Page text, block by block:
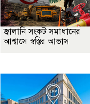
জ্বালানি সংকট সমাধানের
আশ্বাসে স্বস্তির আভাস